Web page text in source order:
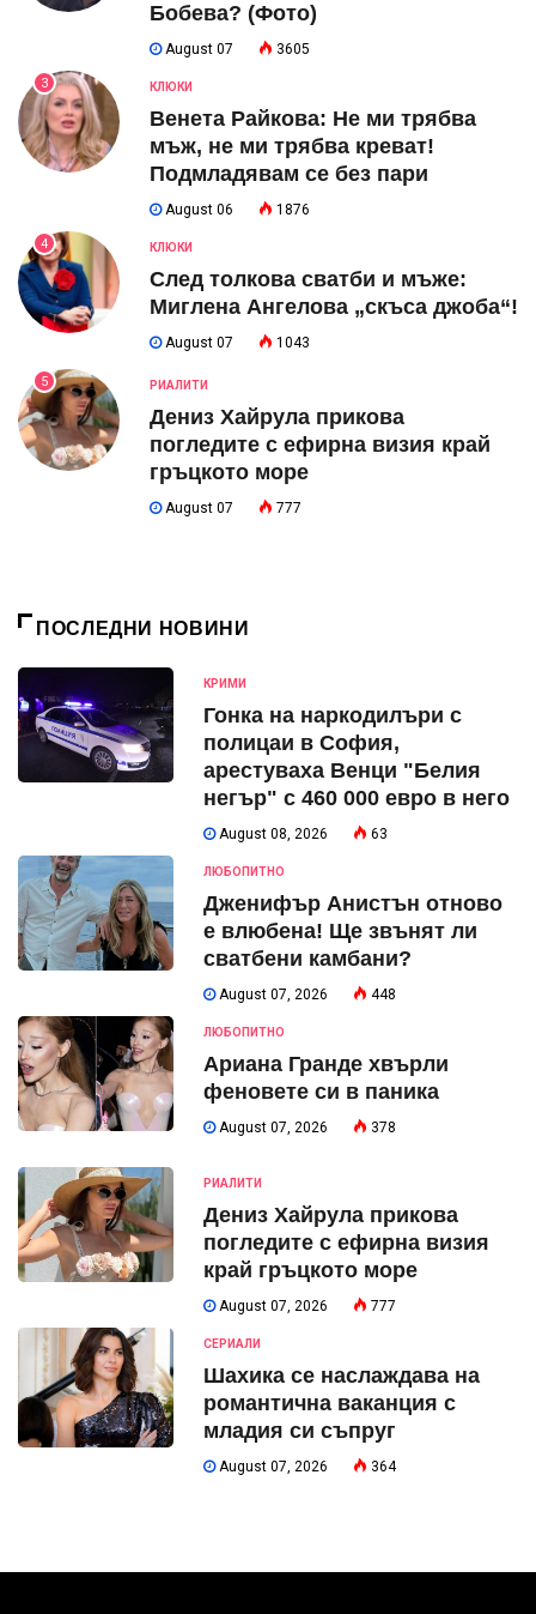
Бобева? (Фото)
August 07 3605
3 КЛЮКИ
Венета Райкова: Не ми трябва
мъж, не ми трябва креват!
Подмладявам се без пари
August 06 1876
4 КЛЮКИ
След толкова сватби и мъже:
Миглена Ангелова „скъса джоба“!
August 07 1043
5 РИАЛИТИ
Дениз Хайрула прикова
погледите с ефирна визия край
гръцкото море
August 07 777
ПОСЛЕДНИ НОВИНИ
КРИМИ
Гонка на наркодилъри с
полицаи в София,
арестуваха Венци "Белия
негър" с 460 000 евро в него
August 08, 2026 63
ЛЮБОПИТНО
Дженифър Анистън отново
е влюбена! Ще звънят ли
сватбени камбани?
August 07, 2026 448
ЛЮБОПИТНО
Ариана Гранде хвърли
феновете си в паника
August 07, 2026 378
РИАЛИТИ
Дениз Хайрула прикова
погледите с ефирна визия
край гръцкото море
August 07, 2026 777
СЕРИАЛИ
Шахика се наслаждава на
романтична ваканция с
младия си съпруг
August 07, 2026 364